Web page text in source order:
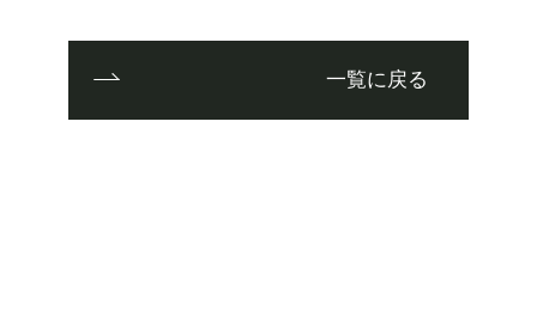
一覧に戻る